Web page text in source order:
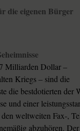
Nationale Sicherheitsagentur für die eigenen Bürger
Milliarden Dollar –
Kriegs – sind die
die bestdotierten der
und einer
weltweiten Fax-,
abzuhören. Der